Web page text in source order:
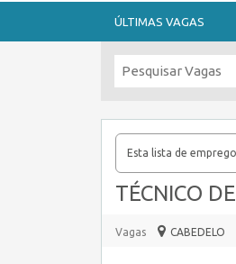
ÚLTIMAS VAGAS
Esta lista de
TÉCNICO
Vagas CABEDELO